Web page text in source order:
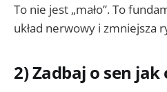
To nie jest „mało”. To
układ nerwowy i zmniejsza
2) Zadbaj o sen jak